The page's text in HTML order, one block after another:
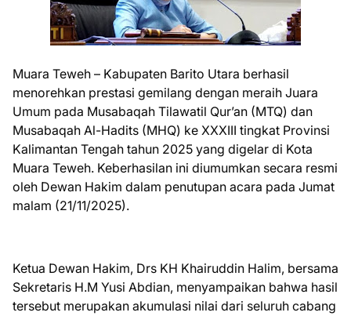
Muara Teweh – Kabupaten Barito Utara berhasil
menorehkan prestasi gemilang dengan meraih Juara
Umum pada Musabaqah Tilawatil Qur’an (MTQ) dan
Musabaqah Al-Hadits (MHQ) ke XXXIII tingkat Provinsi
Kalimantan Tengah tahun 2025 yang digelar di Kota
Muara Teweh. Keberhasilan ini diumumkan secara resmi
oleh Dewan Hakim dalam penutupan acara pada Jumat
malam (21/11/2025).
Ketua Dewan Hakim, Drs KH Khairuddin Halim, bersama
Sekretaris H.M Yusi Abdian, menyampaikan bahwa hasil
tersebut merupakan akumulasi nilai dari seluruh cabang